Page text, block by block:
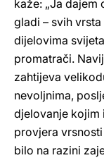
kaže: „Ja
gladi – svih
dijelovima
promatrači.
zahtijeva
nevoljnima,
djelovanje kojim
provjera
bilo na razini